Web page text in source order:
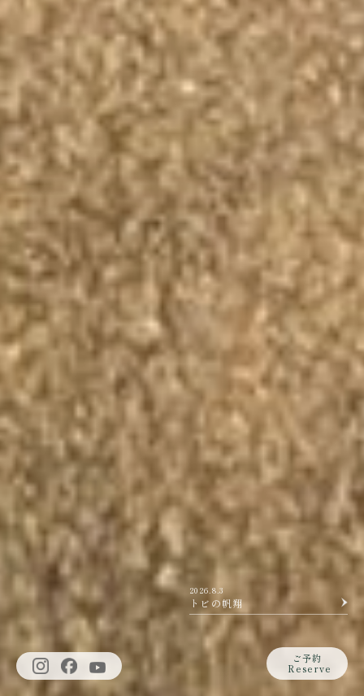
ご予約
Reserve
2026.8.4
職人芸 ～番傘～
トビの帆翔
2026.8.6
オオルリの子育て